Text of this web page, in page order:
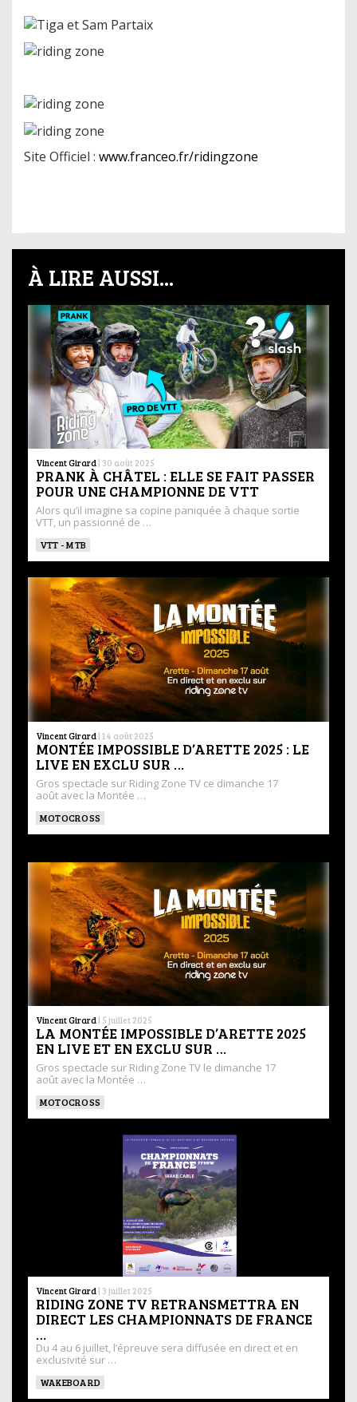
Site Officiel : www.franceo.fr/ridingzone
À LIRE AUSSI...
Vincent Girard | 30 août 2025
PRANK À CHÂTEL : ELLE SE FAIT PASSER
POUR UNE CHAMPIONNE DE VTT
Alors qu’il imagine sa copine paniquée à chaque sortie
VTT, un passionné de …
VTT - MTB
Vincent Girard | 14 août 2025
MONTÉE IMPOSSIBLE D’ARETTE 2025 : LE
LIVE EN EXCLU SUR …
Gros spectacle sur Riding Zone TV ce dimanche 17
août avec la Montée …
MOTOCROSS
Vincent Girard | 5 juillet 2025
LA MONTÉE IMPOSSIBLE D’ARETTE 2025
EN LIVE ET EN EXCLU SUR …
Gros spectacle sur Riding Zone TV le dimanche 17
août avec la Montée …
MOTOCROSS
Vincent Girard | 3 juillet 2025
RIDING ZONE TV RETRANSMETTRA EN
DIRECT LES CHAMPIONNATS DE FRANCE
…
Du 4 au 6 juillet, l’épreuve sera diffusée en direct et en
exclusivité sur …
WAKEBOARD